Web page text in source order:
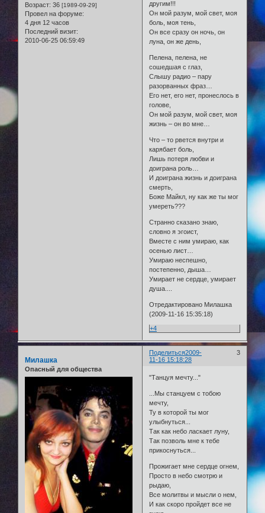
Возраст: 36 [1989-09-29]
Провел на форуме:
4 дня 12 часов
Последний визит:
2010-06-25 06:59:49
другим!!!
Он мой разум, мой свет, моя
боль, моя тень,
Он все сразу он ночь, он
луна, он же день,
Пелена, пелена, не
сошедшая с глаз,
Слышу радио – пару
разорванных фраз…
Его нет, его нет, пронеслось в
голове,
Он мой разум, мой свет, моя
жизнь – он во мне…
Что – то рвется внутри и
карябает боль,
Лишь потеря любви и
доиграна роль…
И доиграна жизнь и доиграна
смерть,
Боже Майкл, ну как же ты мог
умереть???
Странно сказано знаю,
словно я эгоист,
Вместе с ним умираю, как
осенью лист…
Умираю неспешно,
постепенно, дыша…
Умирает не сердце, умирает
душа....
Отредактировано Милашка
(2009-11-16 15:35:18)
+4
Поделиться 3
2009-
11-16 15:18:28
Милашка
Опасный для общества
"Танцуя мечту..."
...Мы станцуем с тобою
мечту,
Ту в которой ты мог
улыбнуться...
Так как небо ласкает луну,
Так позволь мне к тебе
прикоснуться...
Прожигает мне сердце огнем,
Просто в небо смотрю и
рыдаю,
Все молитвы и мысли о нем,
И как скоро пройдет все не